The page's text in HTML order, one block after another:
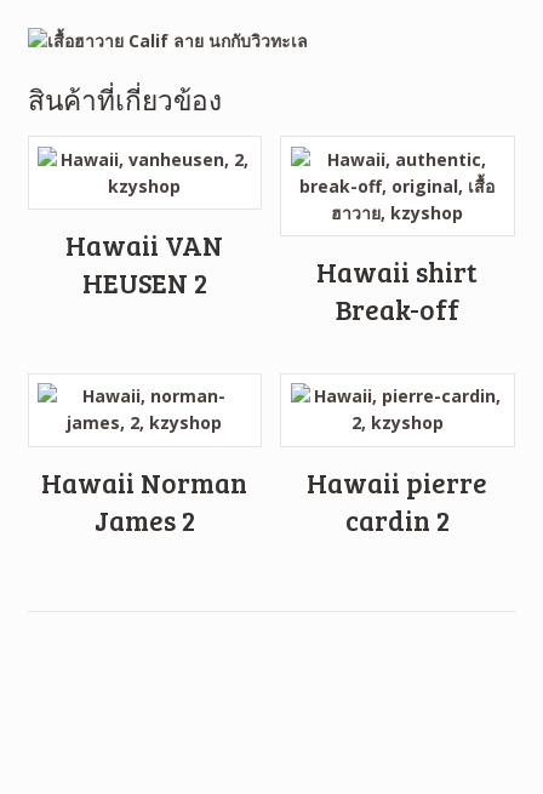
สินค้าที่เกี่ยวข้อง
Hawaii VAN
HEUSEN 2
Hawaii shirt
Break-off
Hawaii Norman
James 2
Hawaii pierre
cardin 2